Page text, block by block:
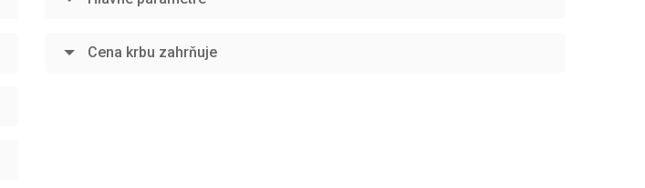
Cena krbu zahrňuje